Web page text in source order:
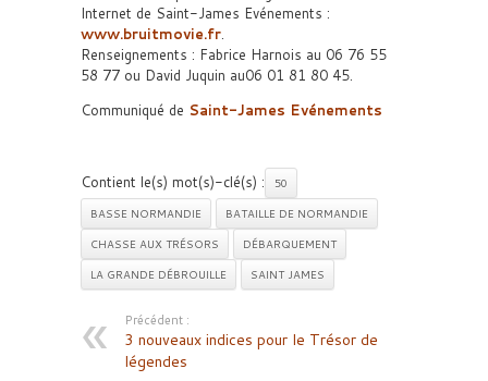
Internet de Saint-James Evénements :
www.bruitmovie.fr.
Renseignements : Fabrice Harnois au 06 76 55
58 77 ou David Juquin au06 01 81 80 45.
Communiqué de Saint-James Evénements
Contient le(s) mot(s)-clé(s) :
50
BASSE NORMANDIE
BATAILLE DE NORMANDIE
CHASSE AUX TRÉSORS
DÉBARQUEMENT
LA GRANDE DÉBROUILLE
SAINT JAMES
Précédent :
3 nouveaux indices pour le Trésor de
légendes